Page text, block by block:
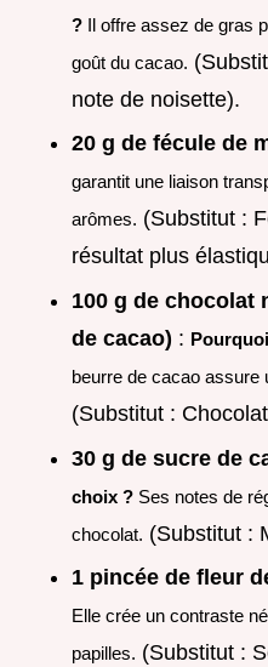
? Il offre assez de gras
goût du cacao.
note de noisette).
20 g de fécule de
garantit une liaison
arômes. (Substitut :
résultat plus
100 g de chocolat
de cacao) :
beurre de cacao assure
(Substitut :
30 g de sucre de
choix ? Ses notes de
chocolat. (Substitut :
1 pincée de fleur
Elle crée un contraste
papilles. (Substitut :